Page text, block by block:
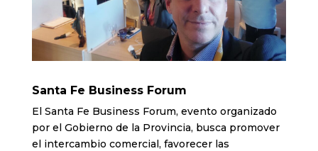
Santa Fe Business Forum
El Santa Fe Business Forum, evento organizado
por el Gobierno de la Provincia, busca promover
el intercambio comercial, favorecer las